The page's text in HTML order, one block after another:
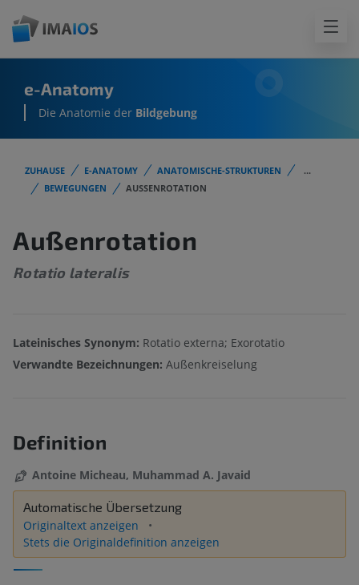
e-Anatomy
Die Anatomie der Bildgebung
ZUHAUSE E-ANATOMY ANATOMISCHE-STRUKTUREN
...
BEWEGUNGEN
AUSSENROTATION
Außenrotation
Rotatio lateralis
Lateinisches Synonym: Rotatio externa; Exorotatio
Verwandte Bezeichnungen: Außenkreiselung
Definition
Antoine Micheau, Muhammad A. Javaid
Automatische Übersetzung
Originaltext anzeigen
Stets die Originaldefinition anzeigen